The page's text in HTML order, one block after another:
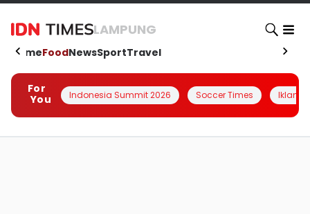
LAMPUNG
HomeFoodNewsSportTravel
For
You
Indonesia Summit 2026 Soccer Times Iklanin